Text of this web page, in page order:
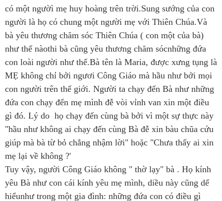
có một ngườì mẹ huy hoàng trên trời.Sung sướng của con
người là họ có chung một người mẹ với Thiên Chúa.Và
bà yêu thương chăm sóc Thiên Chúa ( con một của bà)
như thế nàothi bà cũng yêu thương chăm sócnhững đứa
con loài người như thế.Bà tên là Maria, được xưng tụng là
MẸ không chỉ bởi ngươi Công Giáo mà hầu như bởi mọi
con người trên thế giới. Người ta chạy đến Bà như những
đứa con chạy đến mẹ mình đễ vòi vỉnh van xin một điều
gì đó. Lý do họ chạy đến cùng bà bởi vì một sự thực này
"hầu như không ai chạy đến cùng Bà đễ xin bàu chũa cứu
giúp mà bà từ bỏ chẳng nhậm lời" hoặc "Chưa thấy ai xin
mẹ lại về không ?'
Tuy vậy, người Công Giáo không " thờ lạy" bà . Họ kính
yêu Bà như con cái kính yêu mẹ mình, diều này cũng dể
hiểunhư trong một gia đình: những đứa con có điều gì